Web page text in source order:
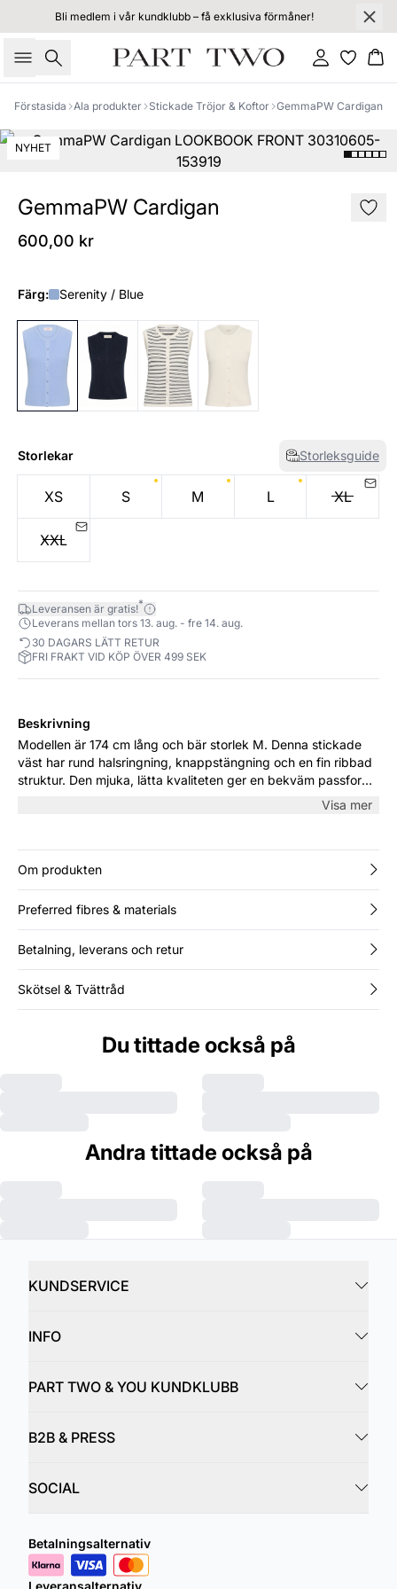
Bli medlem i vår kundklubb – få exklusiva förmåner!
Sök Logga in
Förstasida Ala produkter Stickade Tröjor & Koftor GemmaPW Cardigan
NYHET
GemmaPW Cardigan
600,00 kr
Färg: Serenity / Blue
Storlekar Storleksguide
XS S M L XL
XXL
Leveransen är gratis!*
Leverans mellan tors 13. aug. - fre 14. aug.
30 DAGARS LÄTT RETUR
FRI FRAKT VID KÖP ÖVER 499 SEK
Beskrivning
Modellen är 174 cm lång och bär storlek M. Denna stickade
väst har rund halsringning, knappstängning och en fin ribbad
struktur. Den mjuka, lätta kvaliteten ger en bekväm passform
och ett stilrent uttryck. Perfekt över en T-shirt eller ensam till
Visa mer
Om produkten
Preferred fibres & materials
Betalning, leverans och retur
Skötsel & Tvättråd
Du tittade också på
Andra tittade också på
KUNDSERVICE
INFO
PART TWO & YOU KUNDKLUBB
B2B & PRESS
SOCIAL
Betalningsalternativ
Leveransalternativ